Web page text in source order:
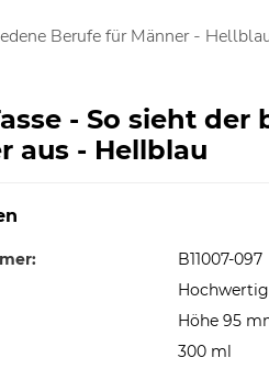
Berufe für Männer -
- So sieht der
aus - Hellblau
B11007-097
Höhe 95
300 ml